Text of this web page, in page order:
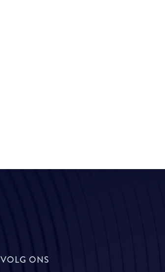
VOLG ONS